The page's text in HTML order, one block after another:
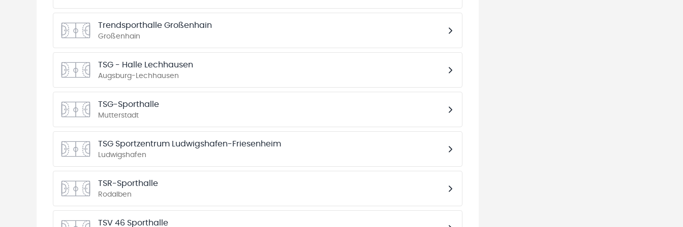
Trendsporthalle Großenhain
Großenhain
TSG - Halle Lechhausen
Augsburg-Lechhausen
TSG-Sporthalle
Mutterstadt
TSG Sportzentrum Ludwigshafen-Friesenheim
Ludwigshafen
TSR-Sporthalle
Rodalben
TSV 46 Sporthalle